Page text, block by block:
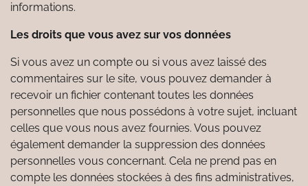
informations.
Les droits que vous avez sur vos données
Si vous avez un compte ou si vous avez laissé des
commentaires sur le site, vous pouvez demander à
recevoir un fichier contenant toutes les données
personnelles que nous possédons à votre sujet, incluant
celles que vous nous avez fournies. Vous pouvez
également demander la suppression des données
personnelles vous concernant. Cela ne prend pas en
compte les données stockées à des fins administratives,